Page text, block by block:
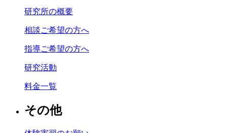
研究所の概要
相談ご希望の方へ
指導ご希望の方へ
研究活動
料金一覧
その他